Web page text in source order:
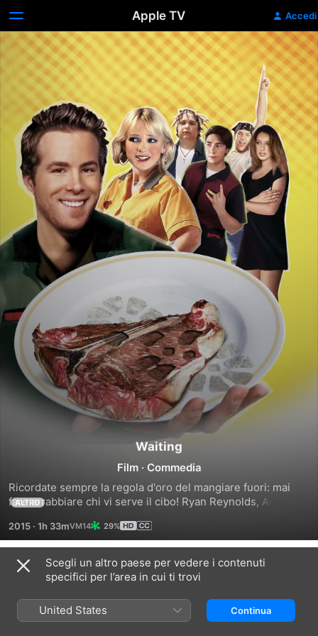
Apple TV Accedi
Waiting
Film · Commedia
Ricordate sempre la regola d'oro del mangiare fuori: mai
fare arrabbiare chi vi serve il cibo! Ryan Reynolds, Anna
protagonisti di questa esilarante commedia su un gruppo di
camerieri, cameriere e cuochi dispettosi che aspettano solo
di mostrare ai clienti quanto può essere straordinario il
servizio allo ShenaniganZ restaurant.
ALTRO
2015 · 1h 33m 29%
Trailer
Scegli un altro paese per vedere i contenuti
specifici per l’area in cui ti trovi
United States Continua